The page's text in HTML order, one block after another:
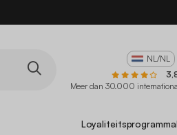
NL/NL
Meer dan 30.000
Loyaliteitsprogramma